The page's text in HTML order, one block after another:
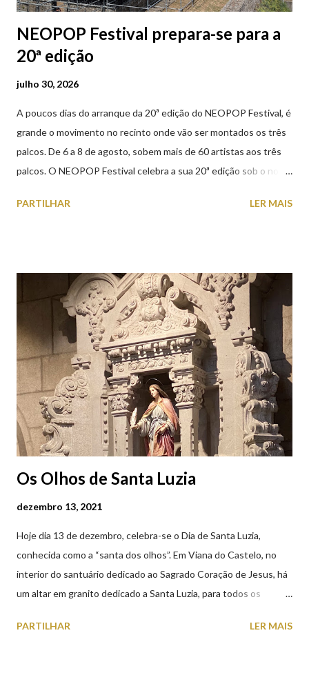
NEOPOP Festival prepara-se para a
20ª edição
julho 30, 2026
A poucos dias do arranque da 20ª edição do NEOPOP Festival, é
grande o movimento no recinto onde vão ser montados os três
palcos. De 6 a 8 de agosto, sobem mais de 60 artistas aos três
palcos. O NEOPOP Festival celebra a sua 20ª edição sob o nome
Portugal e um dos mais prestigiados da Europa, atrai milhares de
PARTILHAR LER MAIS
Os Olhos de Santa Luzia
dezembro 13, 2021
Hoje dia 13 de dezembro, celebra-se o Dia de Santa Luzia,
conhecida como a “santa dos olhos”. Em Viana do Castelo, no
interior do santuário dedicado ao Sagrado Coração de Jesus, há
um altar em granito dedicado a Santa Luzia, para todos os
uma capela dedicada a Santa Luzia construída no cimo do monte
PARTILHAR LER MAIS